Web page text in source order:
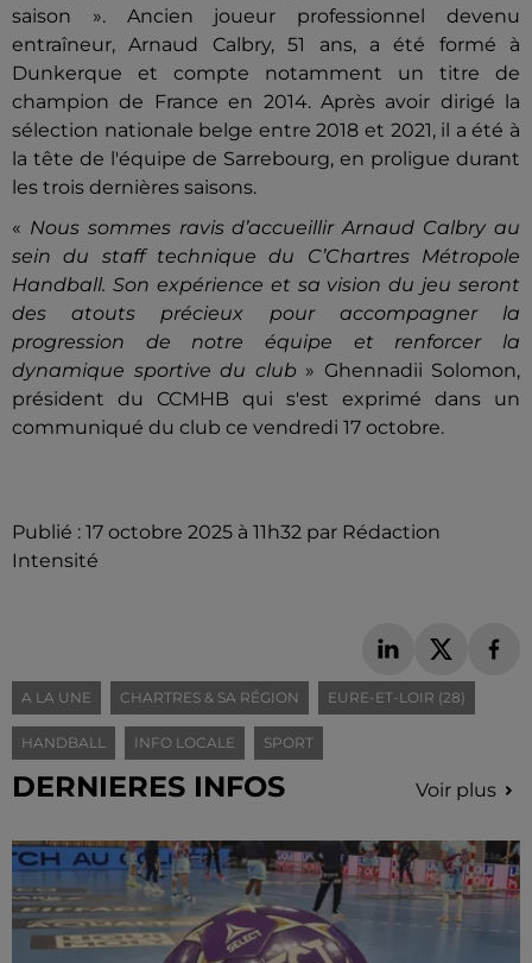
saison ». Ancien joueur professionnel devenu
entraîneur, Arnaud Calbry, 51 ans, a été formé à
Dunkerque et compte notamment un titre de
champion de France en 2014. Après avoir dirigé la
sélection nationale belge entre 2018 et 2021, il a été à
la tête de l'équipe de Sarrebourg, en proligue durant
les trois dernières saisons.
« Nous sommes ravis d’accueillir Arnaud Calbry au
sein du staff technique du C’Chartres Métropole
Handball. Son expérience et sa vision du jeu seront
des atouts précieux pour accompagner la
progression de notre équipe et renforcer la
dynamique sportive du club » Ghennadii Solomon,
président du CCMHB qui s'est exprimé dans un
communiqué du club ce vendredi 17 octobre.
Publié : 17 octobre 2025 à 11h32 par Rédaction
Intensité
A LA UNE CHARTRES & SA RÉGION EURE-ET-LOIR (28)
HANDBALL INFO LOCALE SPORT
DERNIERES INFOS Voir plus